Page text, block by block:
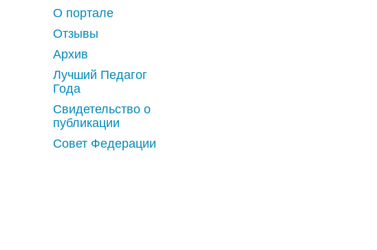
О портале
Отзывы
Архив
Лучший Педагог
Года
Свидетельство о
публикации
Совет Федерации